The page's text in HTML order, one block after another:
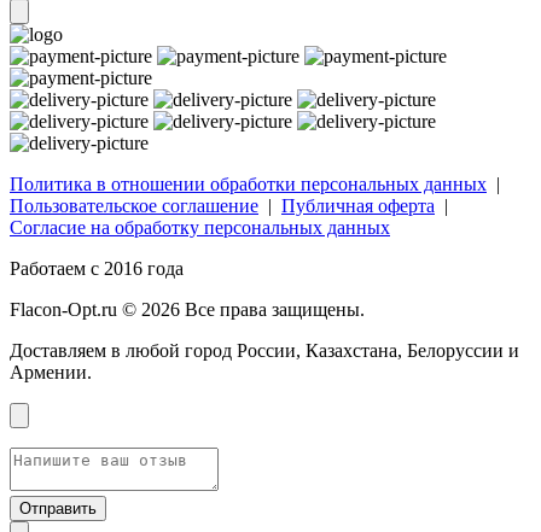
Политика в отношении обработки персональных данных |
Пользовательское соглашение | Публичная оферта |
Согласие на обработку персональных данных
Работаем с 2016 года
Flacon-Opt.ru © 2026 Все права защищены.
Доставляем в любой город России, Казахстана, Белоруссии и
Армении.